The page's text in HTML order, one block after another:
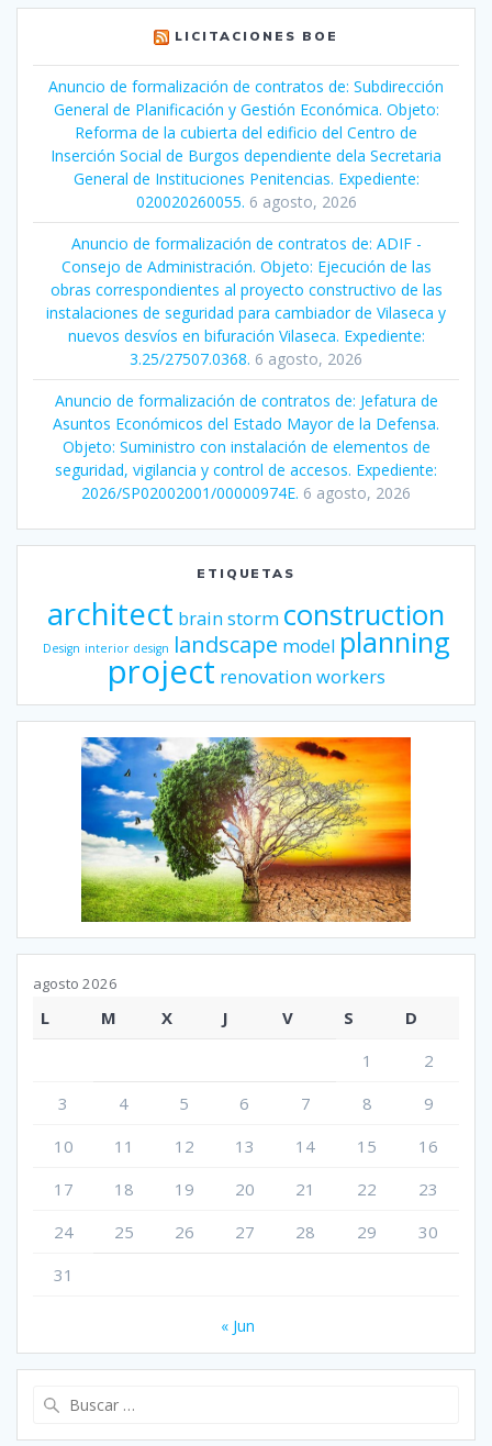
LICITACIONES BOE
Anuncio de formalización de contratos de: Subdirección
General de Planificación y Gestión Económica. Objeto:
Reforma de la cubierta del edificio del Centro de
Inserción Social de Burgos dependiente dela Secretaria
General de Instituciones Penitencias. Expediente:
020020260055. 6 agosto, 2026
Anuncio de formalización de contratos de: ADIF -
Consejo de Administración. Objeto: Ejecución de las
obras correspondientes al proyecto constructivo de las
instalaciones de seguridad para cambiador de Vilaseca y
nuevos desvíos en bifuración Vilaseca. Expediente:
3.25/27507.0368. 6 agosto, 2026
Anuncio de formalización de contratos de: Jefatura de
Asuntos Económicos del Estado Mayor de la Defensa.
Objeto: Suministro con instalación de elementos de
seguridad, vigilancia y control de accesos. Expediente:
2026/SP02002001/00000974E. 6 agosto, 2026
ETIQUETAS
architect brain storm construction
Design interior design landscape model planning
project renovation workers
agosto 2026
L M X J V S
D
1
2
3
4 5 6 7 8
9
10
11 12 13 14 15
16
17
18 19 20 21 22
23
24
25 26 27 28 29
30
31
« Jun